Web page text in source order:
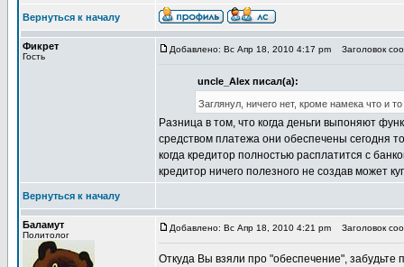
Вернуться к началу
Фикрет
Гость
Добавлено: Вс Апр 18, 2010 4:17 pm Заголовок
uncle_Alex писал(а):
Заглянул, ничего нет, кроме намека что и
Разница в том, что когда деньги выпоняют
средством платежа они обеспечены сегодня
когда кредитор полностью расплатится с
кредитор ничего полезного не создав может
Вернуться к началу
Баламут
Политолог
Добавлено: Вс Апр 18, 2010 4:21 pm Заголовок
Откуда Вы взяли про "обеспечение", забудьте